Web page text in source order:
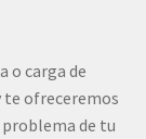
o carga de
te ofreceremos
de tu